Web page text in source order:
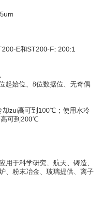
E和ST200-F: 200:1
起始位、8位数据位、无奇偶
zui高可到100℃；使用水冷
可到200℃
用于科学研究、航天、铸造、
、粉末冶金、玻璃提供、离子